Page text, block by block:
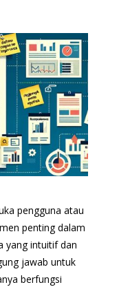
pengguna atau
penting dalam
yang intuitif dan
jawab untuk
berfungsi